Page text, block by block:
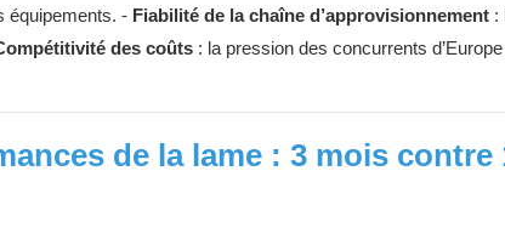
équipements. - Fiabilité de la chaîne d’approvisionnement:
des coûts: la pression des concurrents
de la lame : 3 mois contre